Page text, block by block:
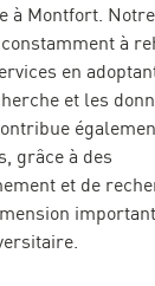
à Montfort.
à
en
et les
grâce à des
et de